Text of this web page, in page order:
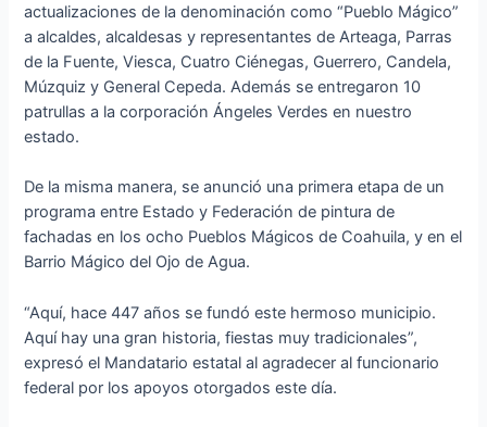
actualizaciones de la denominación como “Pueblo Mágico”
a alcaldes, alcaldesas y representantes de Arteaga, Parras
de la Fuente, Viesca, Cuatro Ciénegas, Guerrero, Candela,
Múzquiz y General Cepeda. Además se entregaron 10
patrullas a la corporación Ángeles Verdes en nuestro
estado.
De la misma manera, se anunció una primera etapa de un
programa entre Estado y Federación de pintura de
fachadas en los ocho Pueblos Mágicos de Coahuila, y en el
Barrio Mágico del Ojo de Agua.
“Aquí, hace 447 años se fundó este hermoso municipio.
Aquí hay una gran historia, fiestas muy tradicionales”,
expresó el Mandatario estatal al agradecer al funcionario
federal por los apoyos otorgados este día.